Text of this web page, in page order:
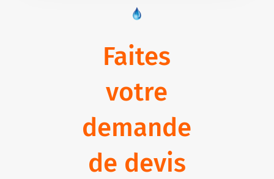
Faites
votre
demande
de devis